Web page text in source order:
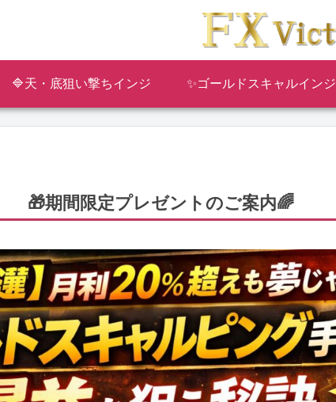
🔷天・底狙い撃ちインジ ✨ゴールドスキャルインジ
🎁期間限定プレゼントのご案内🌈